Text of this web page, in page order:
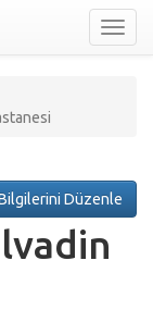
nav
Düzenle